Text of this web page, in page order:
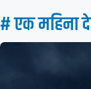
# एक महिना